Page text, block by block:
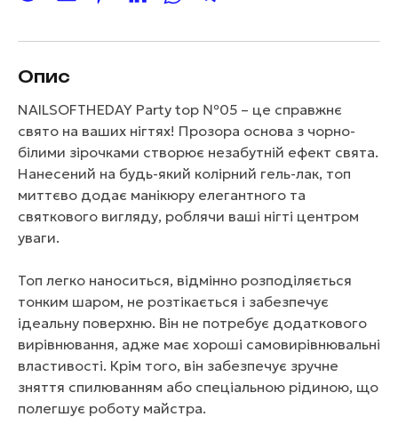
Опис
NAILSOFTHEDAY Party top №05 – це справжнє
свято на ваших нігтях! Прозора основа з чорно-
білими зірочками створює незабутній ефект свята.
Нанесений на будь-який колірний гель-лак, топ
миттєво додає манікюру елегантного та
святкового вигляду, роблячи ваші нігті центром
уваги.
Топ легко наноситься, відмінно розподіляється
тонким шаром, не розтікається і забезпечує
ідеальну поверхню. Він не потребує додаткового
вирівнювання, адже має хороші самовирівнювальні
властивості. Крім того, він забезпечує зручне
зняття спилюванням або спеціальною рідиною, що
полегшує роботу майстра.